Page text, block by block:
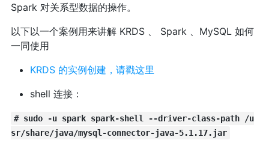
Spark 对关系型数据的操作。
以下以一个案例用来讲解 KRDS 、 Spark 、MySQL 如何
一同使用
KRDS 的实例创建，请戳这里
shell 连接：
# sudo -u spark spark-shell --driver-class-path /u
sr/share/java/mysql-connector-java-5.1.17.jar